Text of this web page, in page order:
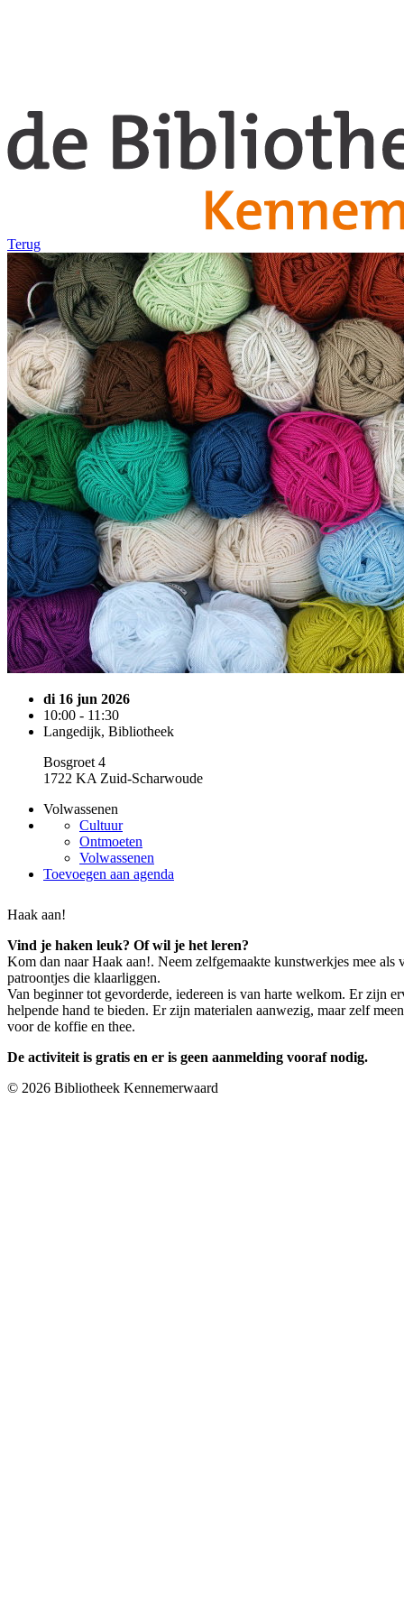
Terug
di 16 jun 2026
10:00 - 11:30
Langedijk, Bibliotheek
Bosgroet 4
1722 KA Zuid-Scharwoude
Volwassenen
Cultuur
Ontmoeten
Volwassenen
Toevoegen aan agenda
Haak aan!
Vind je haken leuk? Of wil je het leren?
Kom dan naar Haak aan!. Neem zelfgemaakte kunstwerkjes mee als
patroontjes die klaarliggen.
Van beginner tot gevorderde, iedereen is van harte welkom. Er zijn
helpende hand te bieden. Er zijn materialen aanwezig, maar zelf
voor de koffie en thee.
De activiteit is gratis en er is geen aanmelding vooraf nodig.
© 2026 Bibliotheek Kennemerwaard